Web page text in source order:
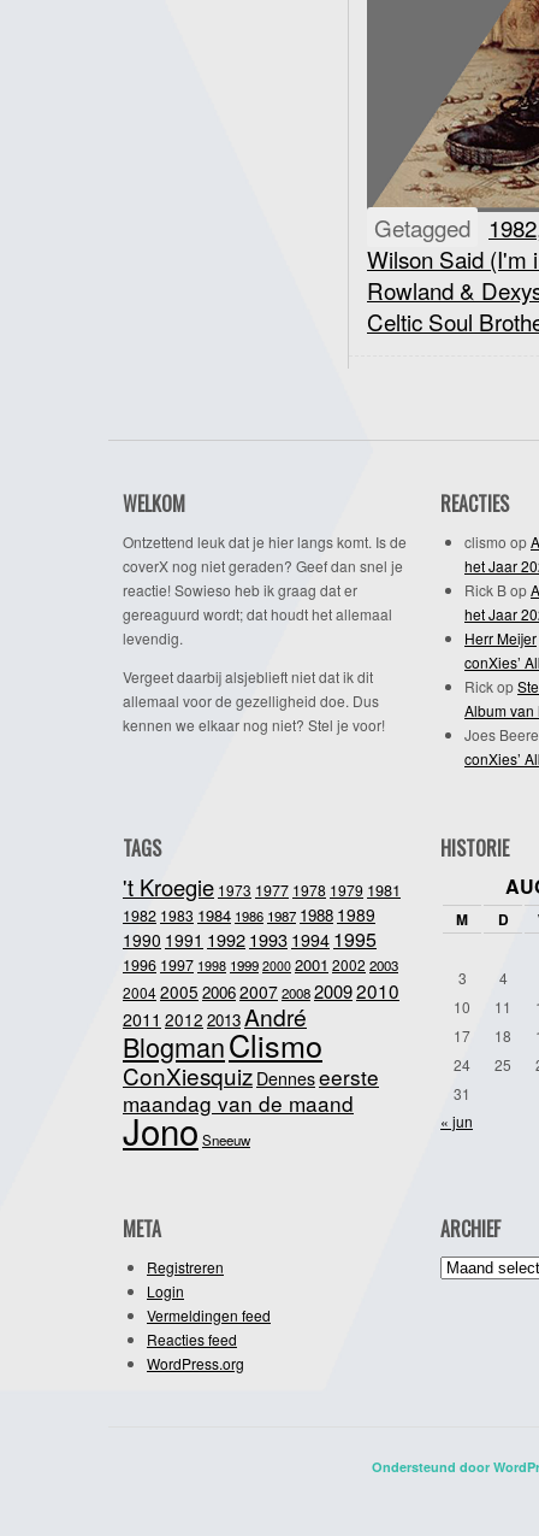
Getagged 1982
Wilson Said (I'm
Rowland &
Celtic Soul
WELKOM
Ontzettend leuk dat je hier langs komt. Is de
coverX nog niet geraden? Geef dan snel je
reactie! Sowieso heb ik graag dat er
gereaguurd wordt; dat houdt het allemaal
levendig.
Vergeet daarbij alsjeblieft niet dat ik dit
allemaal voor de gezelligheid doe. Dus
kennen we elkaar nog niet? Stel je voor!
REACTIES
clismo op
het Jaar
Rick Bop
het Jaar
Herr Meijer
conXies’
Rickop
Album van
Joes
conXies’
TAGS
't Kroegie 1973 1977 1978 1979 1981
1982 1983 1984 1986 1987 1988 1989
1990 1991 19921993 1994 1995
1996 1997 1998 1999 2000 2001 2002 2003
20042005 20062007200820092010
2011 2012 2013André
BlogmanClismo
ConXiesquiz Denneseerste
maandag van de maand
JonoSneeuw
HISTORIE
M D
3
4
10
11
17
18
24
25
31
« jun
META
Registreren
Login
Vermeldingen feed
Reacties feed
WordPress.org
ARCHIEF
Archief
Ondersteund door